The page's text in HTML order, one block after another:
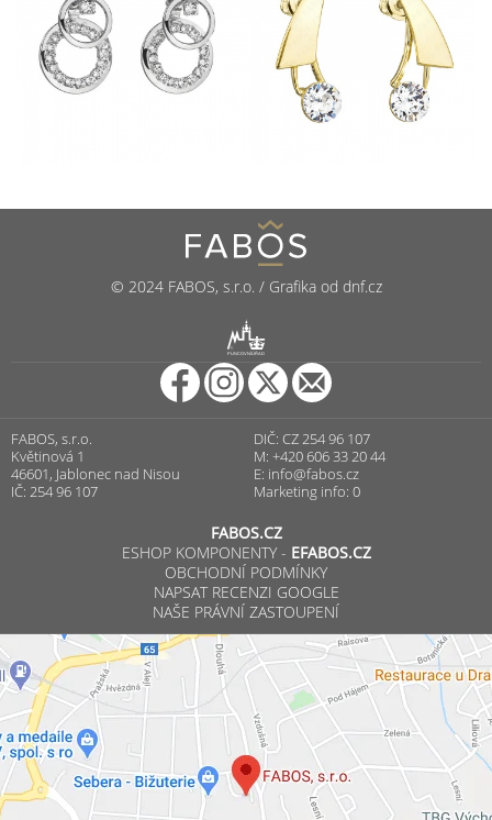
© 2024 FABOS, s.r.o. / Grafika od dnf.cz
PUNCOVNÍ ÚŘAD
FABOS, s.r.o.
Květinová 1
46601, Jablonec nad Nisou
IČ: 254 96 107
DIČ: CZ 254 96 107
M: +420 606 33 20 44
E: info@fabos.cz
Marketing info: 0
FABOS.CZ
ESHOP KOMPONENTY - EFABOS.CZ
OBCHODNÍ PODMÍNKY
NAPSAT RECENZI GOOGLE
NAŠE PRÁVNÍ ZASTOUPENÍ